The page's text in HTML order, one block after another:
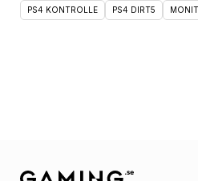
PS4 KONTROLLE PS4 DIRT5